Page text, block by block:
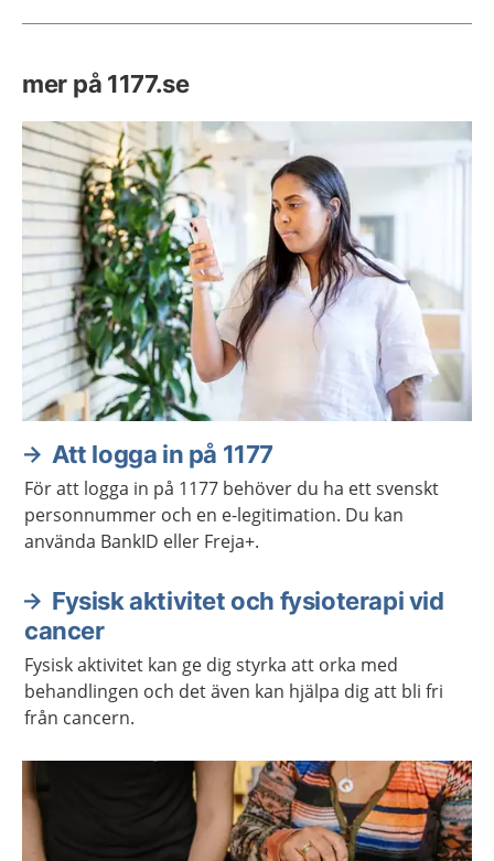
mer på 1177.se
Att logga in på 1177
För att logga in på 1177 behöver du ha ett svenskt
personnummer och en e-legitimation. Du kan
använda BankID eller Freja+.
Fysisk aktivitet och fysioterapi vid
cancer
Fysisk aktivitet kan ge dig styrka att orka med
behandlingen och det även kan hjälpa dig att bli fri
från cancern.